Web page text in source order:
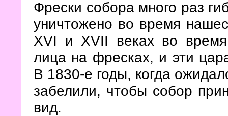
Фрески собора много раз
уничтожено во время
XVI и XVII веках во
лица на фресках, и эти
В 1830-е годы, когда
забелили, чтобы собор
вид.